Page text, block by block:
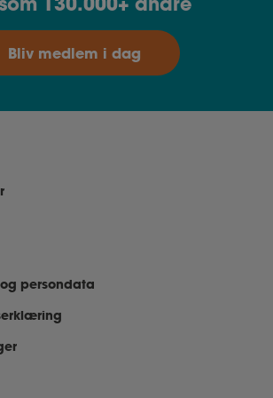
Bliv medlem i dag
persondata